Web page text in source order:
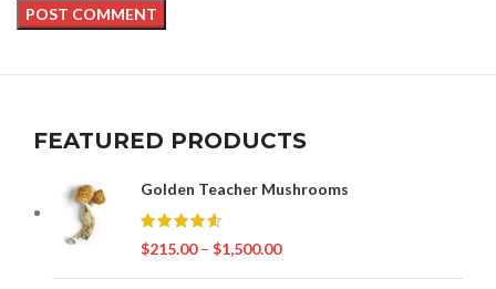
FEATURED PRODUCTS
Golden Teacher Mushrooms
$215.00 – $1,500.00